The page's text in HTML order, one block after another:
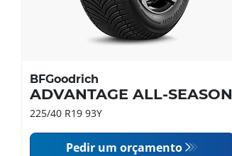
BFGoodrich
ADVANTAGE ALL-SEASON
225/40 R19 93Y
Pedir um orçamento